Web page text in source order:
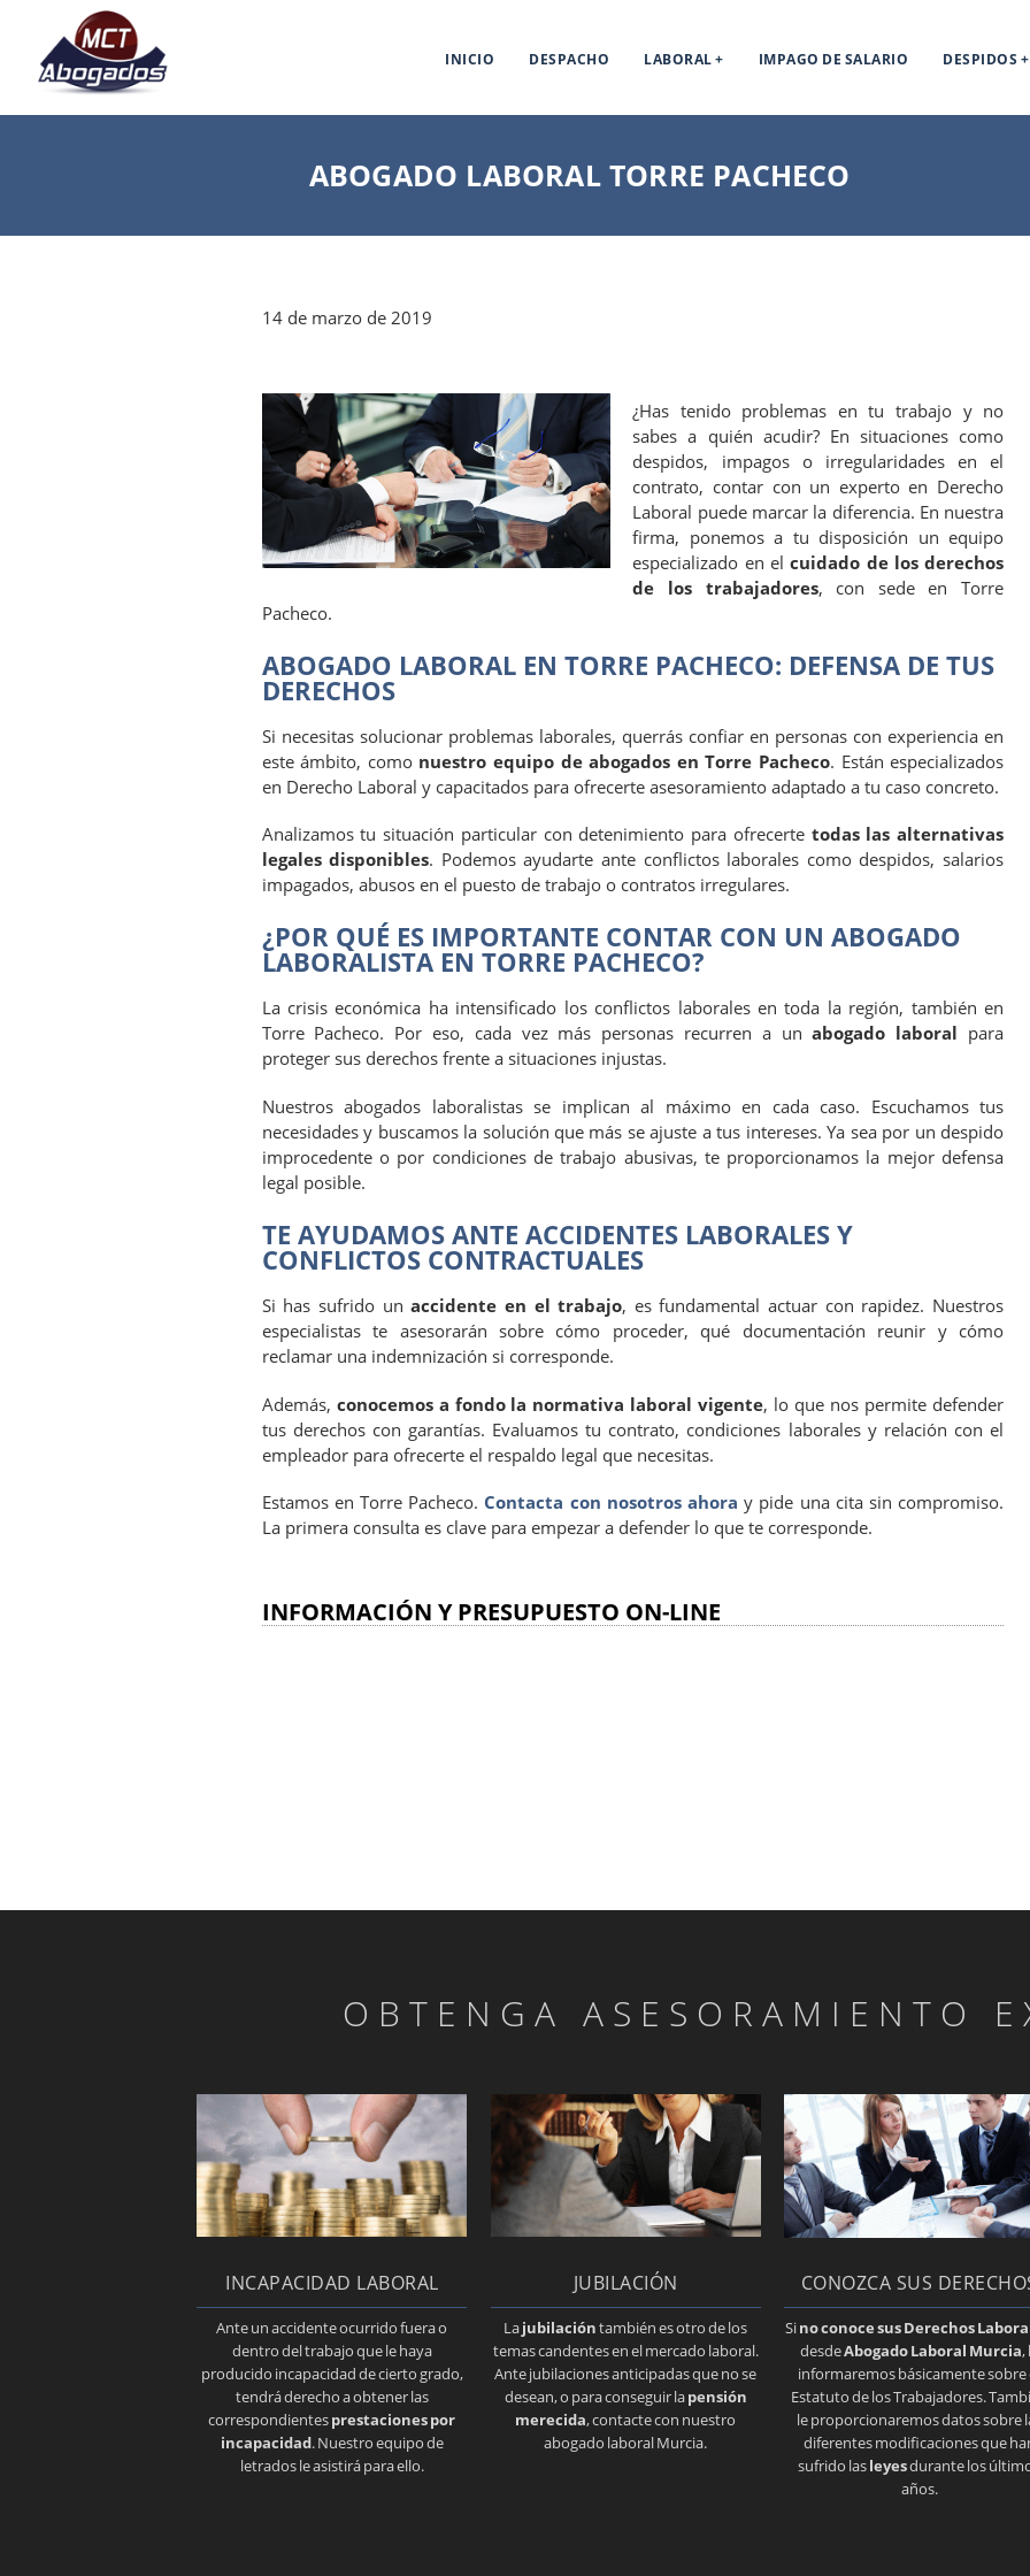
INICIO DESPACHO LABORAL IMPAGO DE SALARIO DESPIDOS
ABOGADO LABORAL TORRE PACHECO
14 de marzo de 2019
¿Has tenido problemas en tu trabajo y no
sabes a quién acudir? En situaciones como
despidos, impagos o irregularidades en el
contrato, contar con un experto en Derecho
Laboral puede marcar la diferencia. En nuestra
firma, ponemos a tu disposición un equipo
especializado en elcuidado de los derechos
de los trabajadores, con sede en Torre
Pacheco.
ABOGADO LABORAL EN TORRE PACHECO: DEFENSA DE TUS
DERECHOS
Si necesitas solucionar problemas laborales, querrás confiar en personas con experiencia en
este ámbito, como nuestro equipo de abogados en Torre Pacheco. Están especializados
en Derecho Laboral y capacitados para ofrecerte asesoramiento adaptado a tu caso concreto.
Analizamos tu situación particular con detenimiento para ofrecerte todas las alternativas
legales disponibles. Podemos ayudarte ante conflictos laborales como despidos, salarios
impagados, abusos en el puesto de trabajo o contratos irregulares.
¿POR QUÉ ES IMPORTANTE CONTAR CON UN ABOGADO
LABORALISTA EN TORRE PACHECO?
La crisis económica ha intensificado los conflictos laborales en toda la región, también en
Torre Pacheco. Por eso, cada vez más personas recurren a unabogado laboral
para
proteger sus derechos frente a situaciones injustas.
Nuestros abogados laboralistas se implican al máximo en cada caso. Escuchamos tus
necesidades y buscamos la solución que más se ajuste a tus intereses. Ya sea por un despido
improcedente o por condiciones de trabajo abusivas, te proporcionamos la mejor defensa
legal posible.
TE AYUDAMOS ANTE ACCIDENTES LABORALES Y
CONFLICTOS CONTRACTUALES
Si has sufrido unaccidente en el trabajo, es fundamental actuar con rapidez. Nuestros
especialistas te asesorarán sobre cómo proceder, qué documentación reunir y cómo
reclamar una indemnización si corresponde.
Además, conocemos a fondo la normativa laboral vigente, lo que nos permite defender
tus derechos con garantías. Evaluamos tu contrato, condiciones laborales y relación con el
empleador para ofrecerte el respaldo legal que necesitas.
Estamos en Torre Pacheco. Contacta con nosotros ahora y pide una cita sin compromiso.
La primera consulta es clave para empezar a defender lo que te corresponde.
INFORMACIÓN Y PRESUPUESTO ON-LINE
OBTENGA ASESORAMIENTO
INCAPACIDAD LABORAL
Ante un accidente ocurrido fuera o
dentro del trabajo que le haya
producido incapacidad de cierto grado,
tendrá derecho a obtener las
correspondientesprestaciones por
incapacidad. Nuestro equipo de
letrados le asistirá para ello.
JUBILACIÓN
Lajubilacióntambién es otro de los
temas candentes en el mercado laboral.
Ante jubilaciones anticipadas que no se
desean, o para conseguir lapensión
merecida, contacte con nuestro
abogado laboral Murcia.
CONOZCA SUS
Sino conoce sus Derechos
desdeAbogado Laboral Murcia,
informaremos básicamente sobre
Estatuto de los Trabajadores.
le proporcionaremos datos sobre
diferentes modificaciones que
sufrido lasleyesdurante los
años.